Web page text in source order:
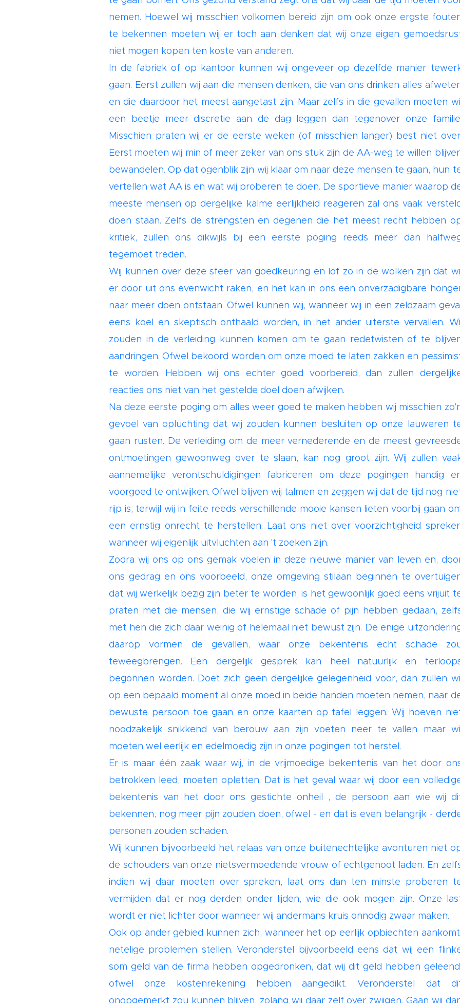
nemen. Hoewel wij misschien volkomen bereid zijn om ook onze ergste
te bekennen moeten wij er toch aan denken dat wij onze eigen
niet mogen kopen ten koste van anderen.
In de fabriek of op kantoor kunnen wij ongeveer op dezelfde manier
gaan. Eerst zullen wij aan die mensen denken, die van ons drinken alles
en die daardoor het meest aangetast zijn. Maar zelfs in die gevallen moeten
een beetje meer discretie aan de dag leggen dan tegenover onze
Misschien praten wij er de eerste weken (of misschien langer) best niet
Eerst moeten wij min of meer zeker van ons stuk zijn de AA-weg te willen
bewandelen. Op dat ogenblik zijn wij klaar om naar deze mensen te gaan, hun
vertellen wat AA is en wat wij proberen te doen. De sportieve manier waarop
meeste mensen op dergelijke kalme eerlijkheid reageren zal ons vaak
doen staan. Zelfs de strengsten en degenen die het meest recht hebben
kritiek, zullen ons dikwijls bij een eerste poging reeds meer dan
tegemoet treden.
Wij kunnen over deze sfeer van goedkeuring en lof zo in de wolken zijn dat
er door uit ons evenwicht raken, en het kan in ons een onverzadigbare
naar meer doen ontstaan. Ofwel kunnen wij, wanneer wij in een zeldzaam
eens koel en skeptisch onthaald worden, in het ander uiterste vervallen.
zouden in de verleiding kunnen komen om te gaan redetwisten of te
aandringen. Ofwel bekoord worden om onze moed te laten zakken en
te worden. Hebben wij ons echter goed voorbereid, dan zullen
reacties ons niet van het gestelde doel doen afwijken.
Na deze eerste poging om alles weer goed te maken hebben wij misschien
gevoel van opluchting dat wij zouden kunnen besluiten op onze lauweren
gaan rusten. De verleiding om de meer vernederende en de meest
ontmoetingen gewoonweg over te slaan, kan nog groot zijn. Wij zullen
aannemelijke verontschuldigingen fabriceren om deze pogingen handig
voorgoed te ontwijken. Ofwel blijven wij talmen en zeggen wij dat de tijd nog
rijp is, terwijl wij in feite reeds verschillende mooie kansen lieten voorbij gaan
een ernstig onrecht te herstellen. Laat ons niet over voorzichtigheid
wanneer wij eigenlijk uitvluchten aan 't zoeken zijn.
Zodra wij ons op ons gemak voelen in deze nieuwe manier van leven en,
ons gedrag en ons voorbeeld, onze omgeving stilaan beginnen te
dat wij werkelijk bezig zijn beter te worden, is het gewoonlijk goed eens vrijuit
praten met die mensen, die wij ernstige schade of pijn hebben gedaan,
met hen die zich daar weinig of helemaal niet bewust zijn. De enige
daarop vormen de gevallen, waar onze bekentenis echt schade
teweegbrengen. Een dergelijk gesprek kan heel natuurlijk en
begonnen worden. Doet zich geen dergelijke gelegenheid voor, dan zullen
op een bepaald moment al onze moed in beide handen moeten nemen, naar
bewuste persoon toe gaan en onze kaarten op tafel leggen. Wij hoeven
noodzakelijk snikkend van berouw aan zijn voeten neer te vallen maar
moeten wel eerlijk en edelmoedig zijn in onze pogingen tot herstel.
Er is maar één zaak waar wij, in de vrijmoedige bekentenis van het door
betrokken leed, moeten opletten. Dat is het geval waar wij door een
bekentenis van het door ons gestichte onheil , de persoon aan wie wij
bekennen, nog meer pijn zouden doen, ofwel - en dat is even belangrijk -
personen zouden schaden.
Wij kunnen bijvoorbeeld het relaas van onze buitenechtelijke avonturen niet
de schouders van onze nietsvermoedende vrouw of echtgenoot laden. En
indien wij daar moeten over spreken, laat ons dan ten minste proberen
vermijden dat er nog derden onder lijden, wie die ook mogen zijn. Onze
wordt er niet lichter door wanneer wij andermans kruis onnodig zwaar maken.
Ook op ander gebied kunnen zich, wanneer het op eerlijk opbiechten
netelige problemen stellen. Veronderstel bijvoorbeeld eens dat wij een
som geld van de firma hebben opgedronken, dat wij dit geld hebben
ofwel onze kostenrekening hebben aangedikt. Veronderstel dat
onopgemerkt zou kunnen blijven, zolang wij daar zelf over zwijgen. Gaan wij